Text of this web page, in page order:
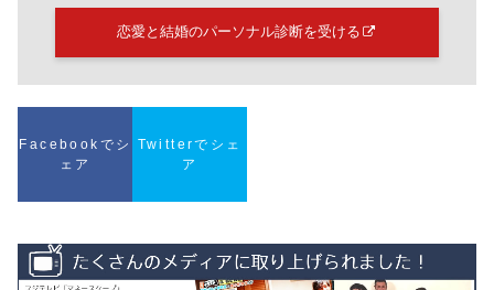
恋愛と結婚のパーソナル診断を受ける
Facebookでシ
ェア
Twitterでシェ
ア